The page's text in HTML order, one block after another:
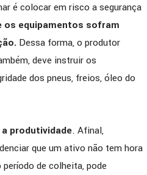
é colocar em risco a segurança
os equipamentos sofram
Dessa forma, o produtor
deve instruir os
dos pneus, freios, óleo do
produtividade. Afinal,
que um ativo não tem hora
de colheita, pode